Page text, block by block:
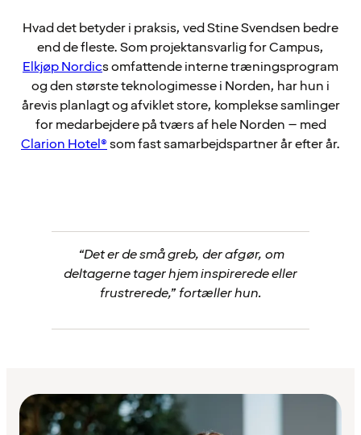
Hvad det betyder i praksis, ved Stine Svendsen bedre
end de fleste. Som projektansvarlig for Campus,
Elkjøp Nordics omfattende interne træningsprogram
og den største teknologimesse i Norden, har hun i
årevis planlagt og afviklet store, komplekse samlinger
for medarbejdere på tværs af hele Norden – med
Clarion Hotel®som fast samarbejdspartner år efter år.
“Det er de små greb, der afgør, om
deltagerne tager hjem inspirerede eller
frustrerede,” fortæller hun.